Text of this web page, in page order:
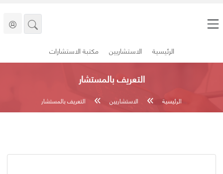
الرئيسية الاستشاريين مكتبة الاستشارات
التعريف بالمستشار
الرئيسية الاستشاريين التعريف بالمستشار